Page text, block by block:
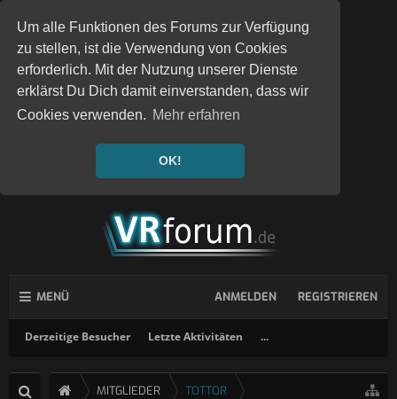
Um alle Funktionen des Forums zur Verfügung
zu stellen, ist die Verwendung von Cookies
erforderlich. Mit der Nutzung unserer Dienste
erklärst Du Dich damit einverstanden, dass wir
Cookies verwenden. Mehr erfahren
OK!
MENÜ
Derzeitige Besucher Letzte Aktivitäten ...
ANMELDEN REGISTRIEREN
MITGLIEDER TOTTOR